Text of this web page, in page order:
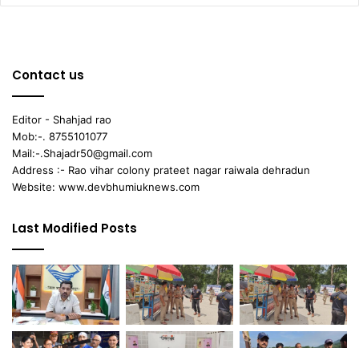
Contact us
Editor - Shahjad rao
Mob:-. 8755101077
Mail:-.Shajadr50@gmail.com
Address :- Rao vihar colony prateet nagar raiwala dehradun
Website: www.devbhumiuknews.com
Last Modified Posts